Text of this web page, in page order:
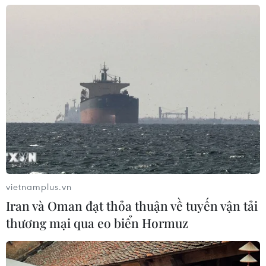
Không được thu thêm tiền của người
bệnh BHYT nếu không khám theo
yêu cầu
05/08/2026 02:26
Bác sỹ vượt biển giữa đêm cứu
thuyền viên người Nga nghi bị đột
quỵ
04/08/2026 13:21
vietnamplus.vn
Iran và Oman đạt thỏa thuận về tuyến vận tải
thương mại qua eo biển Hormuz